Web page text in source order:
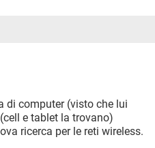
di computer (visto che lui
e tablet la trovano)
ricerca per le reti wireless.